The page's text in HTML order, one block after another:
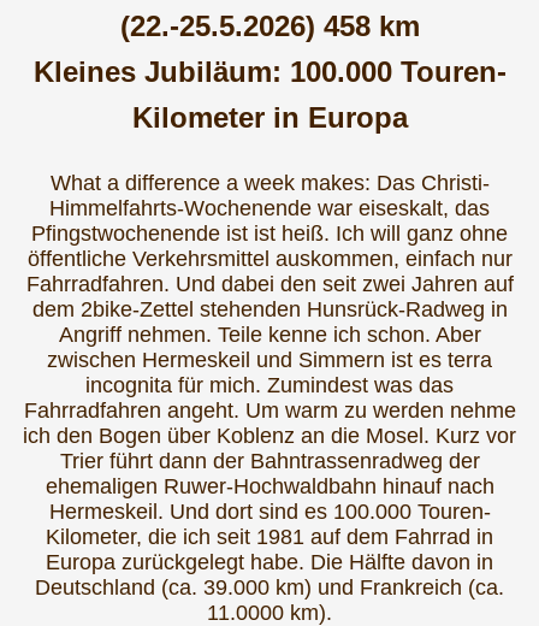
(22.-25.5.2026) 458 km
Kleines Jubiläum: 100.000 Touren-
Kilometer in Europa
What a difference a week makes: Das Christi-
Himmelfahrts-Wochenende war eiseskalt, das
Pfingstwochenende ist ist heiß. Ich will ganz ohne
öffentliche Verkehrsmittel auskommen, einfach nur
Fahrradfahren. Und dabei den seit zwei Jahren auf
dem 2bike-Zettel stehenden Hunsrück-Radweg in
Angriff nehmen. Teile kenne ich schon. Aber
zwischen Hermeskeil und Simmern ist es terra
incognita für mich. Zumindest was das
Fahrradfahren angeht. Um warm zu werden nehme
ich den Bogen über Koblenz an die Mosel. Kurz vor
Trier führt dann der Bahntrassenradweg der
ehemaligen Ruwer-Hochwaldbahn hinauf nach
Hermeskeil. Und dort sind es 100.000 Touren-
Kilometer, die ich seit 1981 auf dem Fahrrad in
Europa zurückgelegt habe. Die Hälfte davon in
Deutschland (ca. 39.000 km) und Frankreich (ca.
11.0000 km).